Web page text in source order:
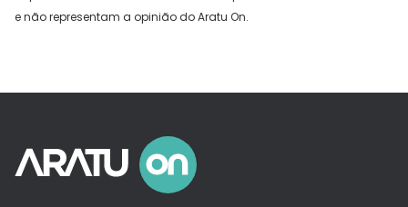
e não representam a opinião do Aratu On.